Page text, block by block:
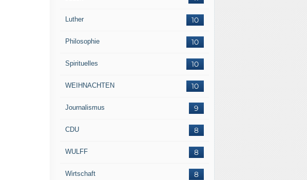
10
Luther
10
Philosophie
10
Spirituelles
10
WEIHNACHTEN
9
Journalismus
8
CDU
8
WULFF
8
Wirtschaft